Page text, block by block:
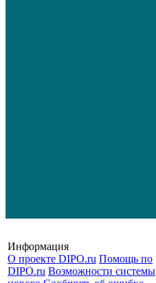
Информация
О проекте DIPO.ru Помощь по
DIPO.ru Возможности системы